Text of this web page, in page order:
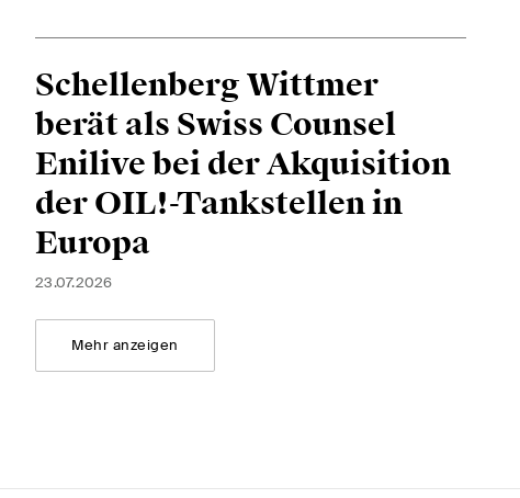
Schellenberg Wittmer
berät als Swiss Counsel
Enilive bei der Akquisition
der OIL!-Tankstellen in
Europa
23.07.2026
Mehr anzeigen